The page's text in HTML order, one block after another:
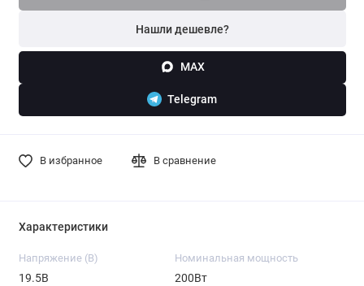
Нашли дешевле?
MAX
Telegram
В избранное В сравнение
Характеристики
Напряжение (B)
19.5В
Номинальная мощность
200Вт